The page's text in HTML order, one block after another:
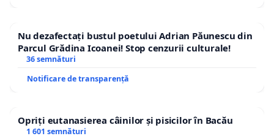
Această schimbare nu este doar despre
profesioniști — este despre oameni.
Pacienții din România merită:
• recuperare mai rapidă și mai completă;
• specialiști bine pregătiți, care pot aplica toate
Nu dezafectați bustul poetului Adrian Păunescu din
Parcul Grădina Icoanei! Stop cenzurii culturale!
36 semnături
Notificare de transparență
Opriți eutanasierea câinilor și pisicilor în Bacău
1 601 semnături